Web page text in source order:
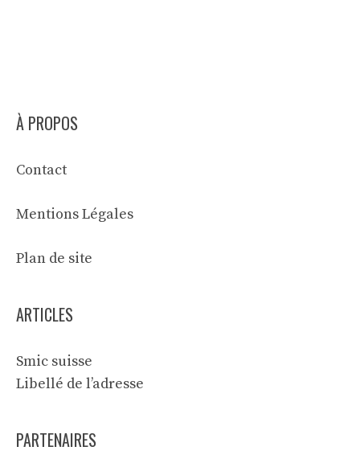
À PROPOS
Contact
Mentions Légales
Plan de site
ARTICLES
Smic suisse
Libellé de l’adresse
PARTENAIRES